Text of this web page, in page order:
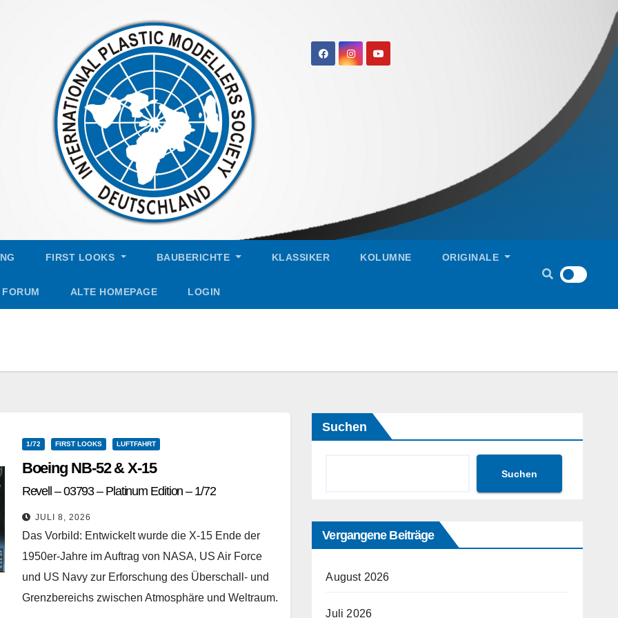
FIRST LOOKS BAUBERICHTE KLASSIKER KOLUMNE ORIGINALE
FORUM ALTE HOMEPAGE LOGIN
1/72 FIRST LOOKS LUFTFAHRT
Boeing NB-52 & X-15
Revell – 03793 – Platinum Edition – 1/72
JULI 8, 2026
Das Vorbild: Entwickelt wurde die X-15 Ende der
1950er-Jahre im Auftrag von NASA, US Air Force
und US Navy zur Erforschung des Überschall- und
Grenzbereichs zwischen Atmosphäre und Weltraum.
Suchen
Suchen
Vergangene Beiträge
August 2026
Juli 2026